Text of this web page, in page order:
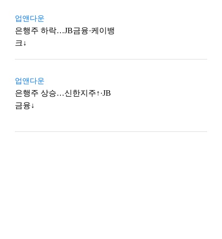
업앤다운
은행주 하락…JB금융·케이뱅
크↓
업앤다운
은행주 상승…신한지주↑·JB
금융↓